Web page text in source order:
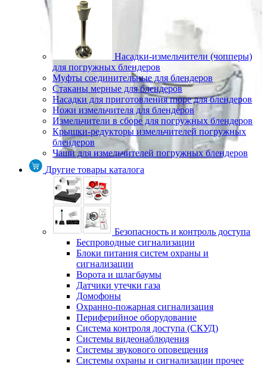
Насадки-измельчители (чопперы)
для погружных блендеров
Муфты соединительные для блендеров
Стаканы мерные для блендеров
Насадки для приготовления пюре для блендеров
Ножи измельчителя для блендеров
Измельчители в сборе для погружных блендеров
Крышки-редукторы измельчителей погружных
блендеров
Чаши для измельчителей погружных блендеров
Другие товары каталога
Безопасность и контроль доступа
Беспроводные сигнализации
Блоки питания систем охраны и
сигнализации
Ворота и шлагбаумы
Датчики утечки газа
Домофоны
Охранно-пожарная сигнализация
Периферийное оборудование
Система контроля доступа (СКУД)
Системы видеонаблюдения
Системы звукового оповещения
Системы охраны и сигнализации прочее